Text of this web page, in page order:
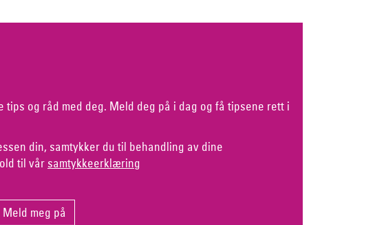
tips og råd med deg. Meld deg på i dag og få tipsene rett i
din, samtykker du til behandling av dine
til vår samtykkeerklæring